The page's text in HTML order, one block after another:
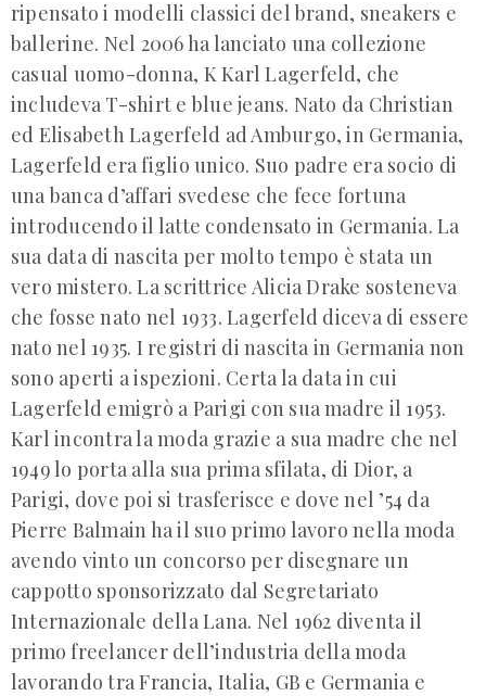
ripensato i modelli classici del brand, sneakers e
ballerine. Nel 2006 ha lanciato una collezione
casual uomo-donna, K Karl Lagerfeld, che
includeva T-shirt e blue jeans. Nato da Christian
ed Elisabeth Lagerfeld ad Amburgo, in Germania,
Lagerfeld era figlio unico. Suo padre era socio di
una banca d’affari svedese che fece fortuna
introducendo il latte condensato in Germania. La
sua data di nascita per molto tempo è stata un
vero mistero. La scrittrice Alicia Drake sosteneva
che fosse nato nel 1933. Lagerfeld diceva di essere
nato nel 1935. I registri di nascita in Germania non
sono aperti a ispezioni. Certa la data in cui
Lagerfeld emigrò a Parigi con sua madre il 1953.
Karl incontra la moda grazie a sua madre che nel
1949 lo porta alla sua prima sfilata, di Dior, a
Parigi, dove poi si trasferisce e dove nel ’54 da
Pierre Balmain ha il suo primo lavoro nella moda
avendo vinto un concorso per disegnare un
cappotto sponsorizzato dal Segretariato
Internazionale della Lana. Nel 1962 diventa il
primo freelancer dell’industria della moda
lavorando tra Francia, Italia, GB e Germania e